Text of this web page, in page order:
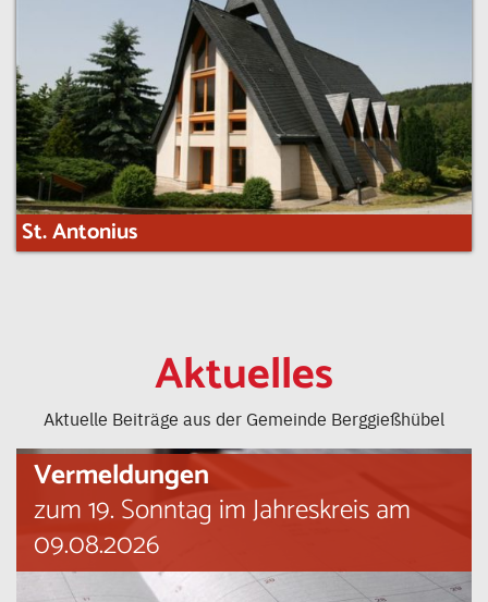
St. Antonius
Aktuelles
Aktuelle Beiträge aus der Gemeinde Berggießhübel
Vermeldungen
zum 19. Sonntag im Jahreskreis am
09.08.2026